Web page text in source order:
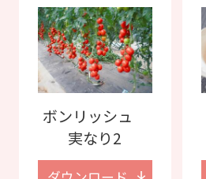
ボンリッシュ
実なり2